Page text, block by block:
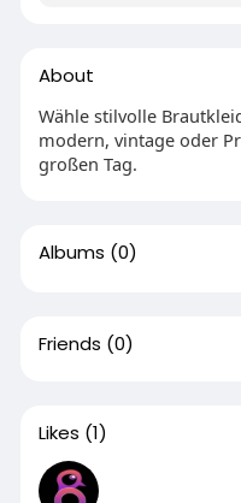
About
Wähle stilvolle
modern, vintage oder
großen Tag.
Albums (0)
Friends (0)
Likes (1)